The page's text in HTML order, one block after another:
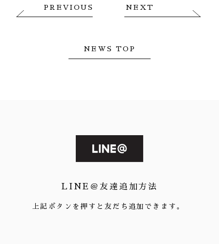
PREVIOUS
NEWS TOP
NEXT
LINE＠友達追加方法
上記ボタンを押すと友だち追加できます。